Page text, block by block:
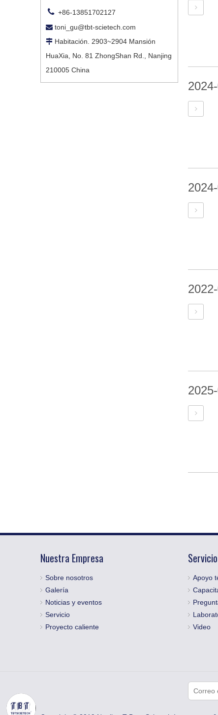
 +86-13851702127
 toni_gu@tbt-scietech.com
 Habitación. 2903~2904 Mansión
HuaXia, No. 81 ZhongShan Rd., Nanjing
210005 China
Nuestra Empresa
Sobre nosotros
Galería
Noticias y eventos
Servicio
Proyecto caliente
Servicio
Apoyo
Video